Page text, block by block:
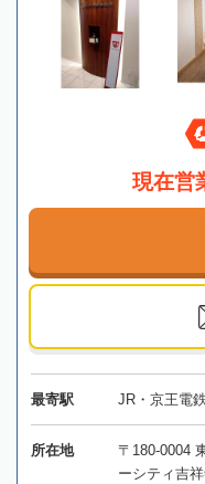
現在営
最寄駅 JR・京王電
所在地
〒180-0004
ーシティ吉